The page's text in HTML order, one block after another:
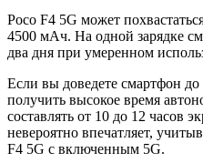
Poco F4 5G может
4500 мАч. На одной зарядке
два дня при умеренном
Если вы доведете смартфон
получить высокое время
составлять от 10 до 12 часов
невероятно впечатляет,
F4 5G с включенным 5G.